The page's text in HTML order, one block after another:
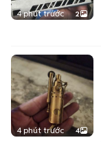
4 phút trước 2
4 phút trước 4